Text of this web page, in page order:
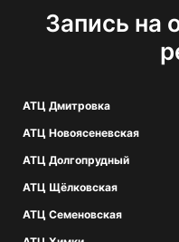
Запись на
АТЦ Дмитровка
АТЦ Новоясеневская
АТЦ Долгопрудный
АТЦ Щёлковская
АТЦ Семеновская